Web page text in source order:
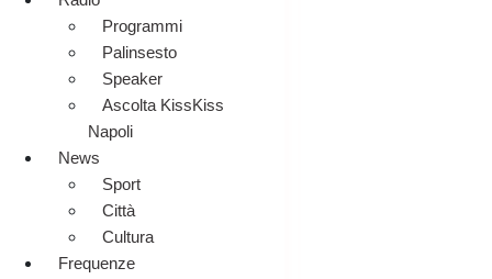
Programmi
Palinsesto
Speaker
Ascolta KissKiss
Napoli
News
Sport
Città
Cultura
Frequenze